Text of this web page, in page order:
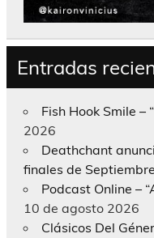
Entradas
Fish Hook Smile –
2026
Deathchant
finales de
Podcast Online –
10 de agosto 2026
Clásicos Del